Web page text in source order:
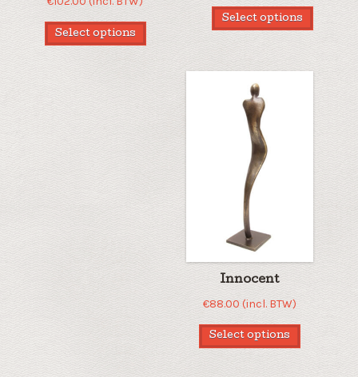
Select options
Select options
Innocent
€88.00 (incl. BTW)
Select options